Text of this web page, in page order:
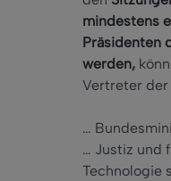
mindestens
Präsidenten
werden,
Vertreter der
…
… Justiz und
Technologie